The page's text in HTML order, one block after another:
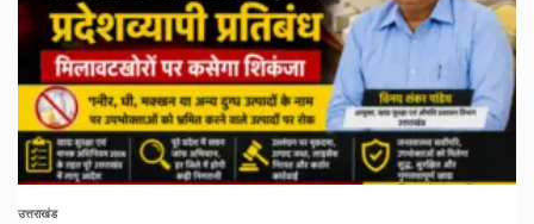
उत्तराखंड